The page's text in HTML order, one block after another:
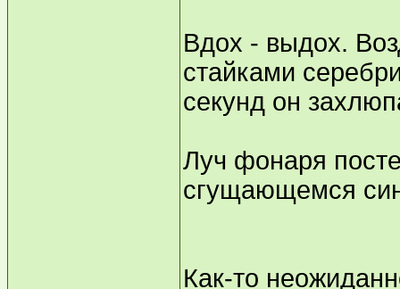
Вдох - выдох.
стайками
секунд он
Луч фонаря
сгущающемся
Как-то